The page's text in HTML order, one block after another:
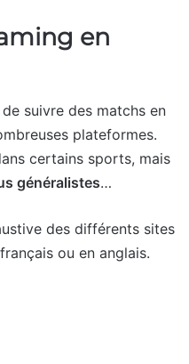
en
suivre des matchs en
plateformes.
certains sports, mais
généralistes…
des différents sites
ou en anglais.